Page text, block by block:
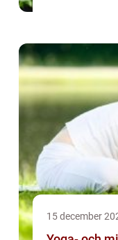
15 december